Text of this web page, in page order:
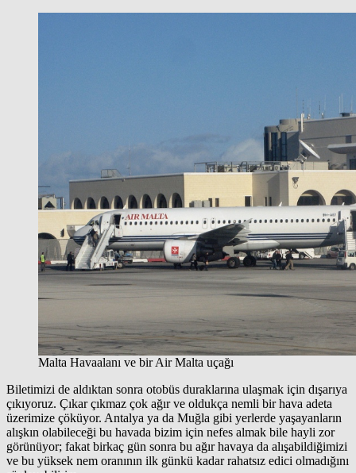
Malta Havaalanı ve bir Air Malta uçağı
Biletimizi de aldıktan sonra otobüs duraklarına ulaşmak için dışarıya
çıkıyoruz. Çıkar çıkmaz çok ağır ve oldukça nemli bir hava adeta
üzerimize çöküyor. Antalya ya da Muğla gibi yerlerde yaşayanların
alışkın olabileceği bu havada bizim için nefes almak bile hayli zor
görünüyor; fakat birkaç gün sonra bu ağır havaya da alışabildiğimizi
ve bu yüksek nem oranının ilk günkü kadar rahatsız edici olmadığını